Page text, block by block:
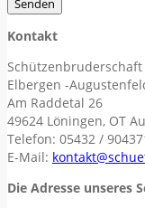
Kontakt
Schützenbruderschaft
Elbergen -
Am Raddetal 26
49624 Löningen, OT
Telefon: 05432 /
E-Mail:
Die Adresse unseres